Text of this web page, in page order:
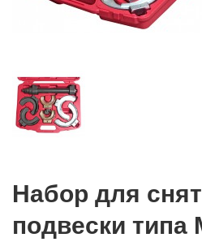
Набор для
подвески типа